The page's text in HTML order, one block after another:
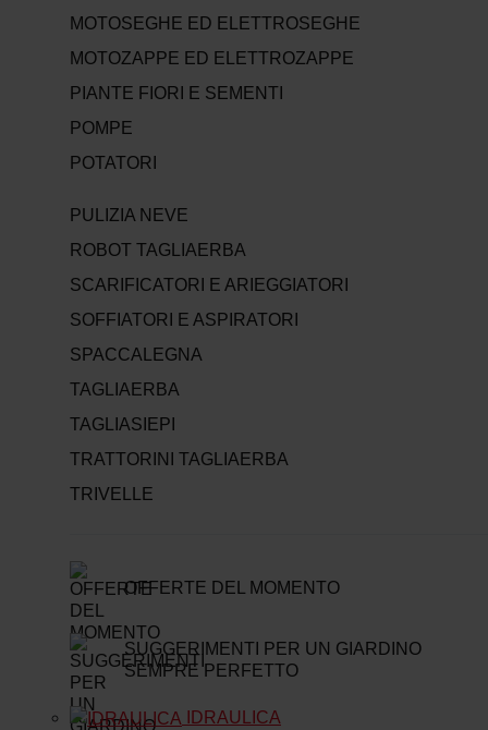
MOTOSEGHE ED ELETTROSEGHE
MOTOZAPPE ED ELETTROZAPPE
PIANTE FIORI E SEMENTI
POMPE
POTATORI
PULIZIA NEVE
ROBOT TAGLIAERBA
SCARIFICATORI E ARIEGGIATORI
SOFFIATORI E ASPIRATORI
SPACCALEGNA
TAGLIAERBA
TAGLIASIEPI
TRATTORINI TAGLIAERBA
TRIVELLE
OFFERTE DEL MOMENTO
SUGGERIMENTI PER UN GIARDINO
SEMPRE PERFETTO
IDRAULICA